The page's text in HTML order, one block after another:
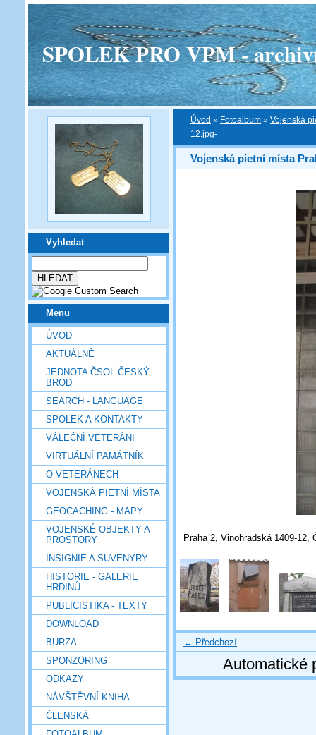
SPOLEK PRO VPM -
Vyhledat
Menu
ÚVOD
AKTUÁLNĚ
JEDNOTA ČSOL ČESKÝ
BROD
SEARCH - LANGUAGE
SPOLEK A KONTAKTY
VÁLEČNÍ VETERÁNI
VIRTUÁLNÍ PAMÁTNÍK
O VETERÁNECH
VOJENSKÁ PIETNÍ MÍSTA
GEOCACHING - MAPY
VOJENSKÉ OBJEKTY A
PROSTORY
INSIGNIE A SUVENYRY
HISTORIE - GALERIE
HRDINŮ
PUBLICISTIKA - TEXTY
DOWNLOAD
BURZA
SPONZORING
ODKAZY
NÁVŠTĚVNÍ KNIHA
ČLENSKÁ
Úvod » Fotoalbum » Vojenská
12.jpg-
Vojenská pietní místa
Praha 2, Vinohradská 1409-12,
← Předchozí
Automatické